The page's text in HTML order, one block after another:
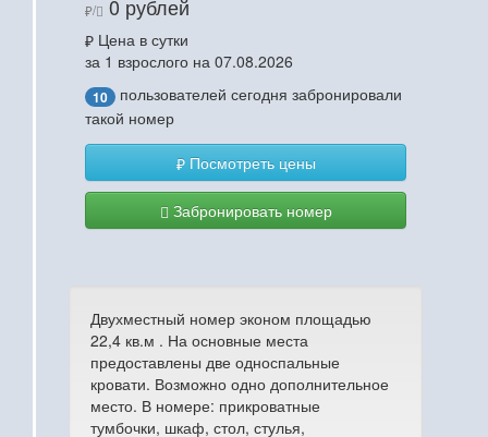
/ 0 рублей
Цена в сутки
за 1 взрослого на 07.08.2026
10
пользователей сегодня забронировали
такой номер
Посмотреть цены
Забронировать номер
Двухместный номер эконом площадью
22,4 кв.м . На основные места
предоставлены две односпальные
кровати. Возможно одно дополнительное
место. В номере: прикроватные
тумбочки, шкаф, стол, стулья,